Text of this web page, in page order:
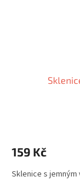
159 Kč
Sklenice s